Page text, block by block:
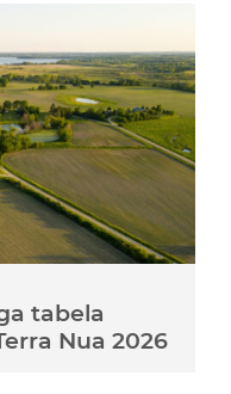
tabela
Nua 2026